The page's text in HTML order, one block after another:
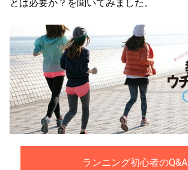
とは必要か？を聞いてみました。
ランニング初心者のQ&A